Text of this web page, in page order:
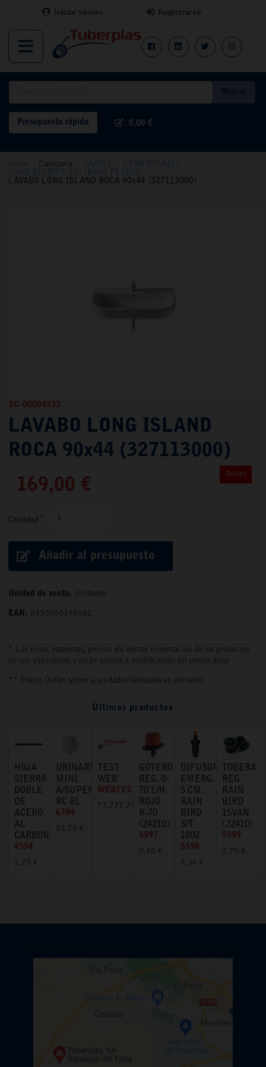
Iniciar sesión Registrarse
Presupuesto rápido 0,00 €
Inicio Categoría VARIOS COMENTARIOS
COMENTARIOS SC- (BAJO PEDIDO)
LAVABO LONG ISLAND ROCA 90x44 (327113000)
SC-00004333
LAVABO LONG ISLAND
ROCA 90x44 (327113000)
169,00 €
Outlet
Cantidad
Añadir al presupuesto
Unidad de venta: Unidades
EAN: 8430000198582
* Las fotos, esquemas, precios y/o demás información de los productos
no son vinculantes y están sujetos a modificación sin previo aviso
** Precio Outlet sujeto a unidades limitadas en almacén.
Últimos productos
HOJA
SIERRA
DOBLE
DE
ACERO
AL
CARBONO
4534
1,20 €
URINARIO
MINI
A/SUPERIOR
RC BL
6704
53,70 €
TEST
WEB
WEBTEST
77.777,77 €
GOTERO
REG. 0-
70 L/H
ROJO
R-70
(24210)
5397
0,10 €
DIFUSOR
EMERG.
5 CM.
RAIN
BIRD
S/T
1802
5398
4,36 €
TOBERA
REG.
RAIN
BIRD
15VAN
(J2410)
5399
2,75 €